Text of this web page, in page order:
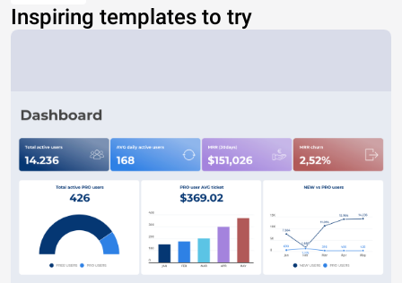
Inspiring templates to try